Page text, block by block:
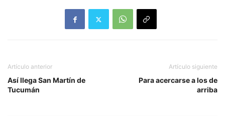
Artículo anterior
Así llega San Martín de
Tucumán
Artículo siguiente
Para acercarse a los de
arriba